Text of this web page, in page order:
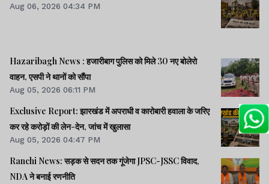
Aug 06, 2026 04:34 PM
Hazaribagh News : हजारीबाग पुलिस को मिले 30 नए बोलेरो
वाहन, एसपी ने थानों को सौंपा
Aug 05, 2026 06:11 PM
Exclusive Report: झारखंड में अपराधी व कारोबारी हवाला के जरिए
कर रहे करोड़ों की लेन-देन, जांच में खुलासा
Aug 05, 2026 04:47 PM
Ranchi News: सड़क से सदन तक गूंजेगा JPSC-JSSC विवाद,
NDA ने बनाई रणनीति